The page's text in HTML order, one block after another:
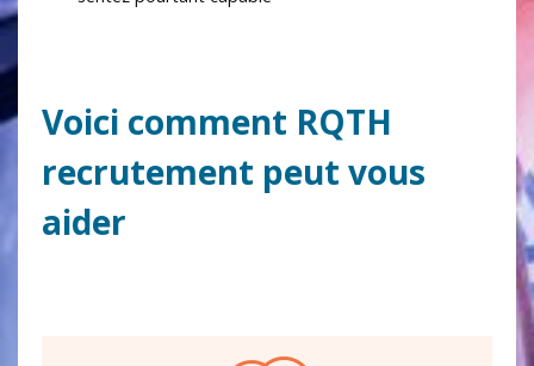
Voici comment RQTH
recrutement peut vous
aider